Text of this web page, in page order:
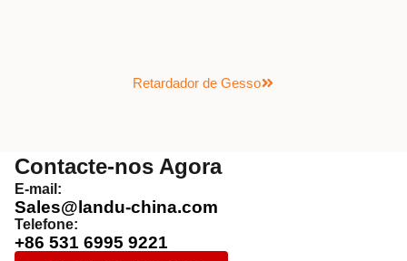
Retardador de Gesso
Contacte-nos Agora
E-mail:
Sales@landu-china.com
Telefone:
+86 531 6995 9221